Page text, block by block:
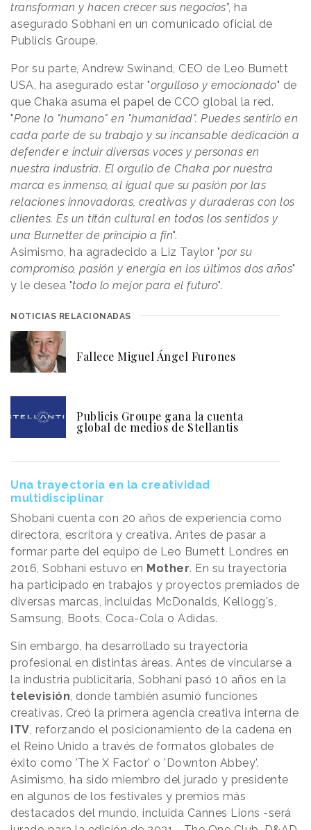
transforman y hacen crecer sus negocios”, ha
asegurado Sobhani en un comunicado oficial de
Publicis Groupe.
Por su parte, Andrew Swinand, CEO de Leo Burnett
USA, ha asegurado estar "orgulloso y emocionado" de
que Chaka asuma el papel de CCO global la red.
"Pone lo "humano" en "humanidad". Puedes sentirlo en
cada parte de su trabajo y su incansable dedicación a
defender e incluir diversas voces y personas en
nuestra industria. El orgullo de Chaka por nuestra
marca es inmenso, al igual que su pasión por las
relaciones innovadoras, creativas y duraderas con los
clientes. Es un titán cultural en todos los sentidos y
una Burnetter de principio a fin".
Asimismo, ha agradecido a Liz Taylor "por su
compromiso, pasión y energía en los últimos dos años"
y le desea "todo lo mejor para el futuro".
NOTICIAS RELACIONADAS
Fallece Miguel Ángel Furones
Publicis Groupe gana la cuenta
global de medios de Stellantis
Una trayectoria en la creatividad
multidisciplinar
Shobani cuenta con 20 años de experiencia como
directora, escritora y creativa. Antes de pasar a
formar parte del equipo de Leo Burnett Londres en
2016, Sobhani estuvo en Mother. En su trayectoria
ha participado en trabajos y proyectos premiados de
diversas marcas, incluidas McDonalds, Kellogg's,
Samsung, Boots, Coca-Cola o Adidas.
Sin embargo, ha desarrollado su trayectoria
profesional en distintas áreas. Antes de vincularse a
la industria publicitaria, Sobhani pasó 10 años en la
televisión, donde también asumió funciones
creativas. Creó la primera agencia creativa interna de
ITV, reforzando el posicionamiento de la cadena en
el Reino Unido a través de formatos globales de
éxito como 'The X Factor' o 'Downton Abbey'.
Asimismo, ha sido miembro del jurado y presidente
en algunos de los festivales y premios más
destacados del mundo, incluida Cannes Lions -será